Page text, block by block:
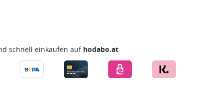
schnell einkaufen auf hodabo.at